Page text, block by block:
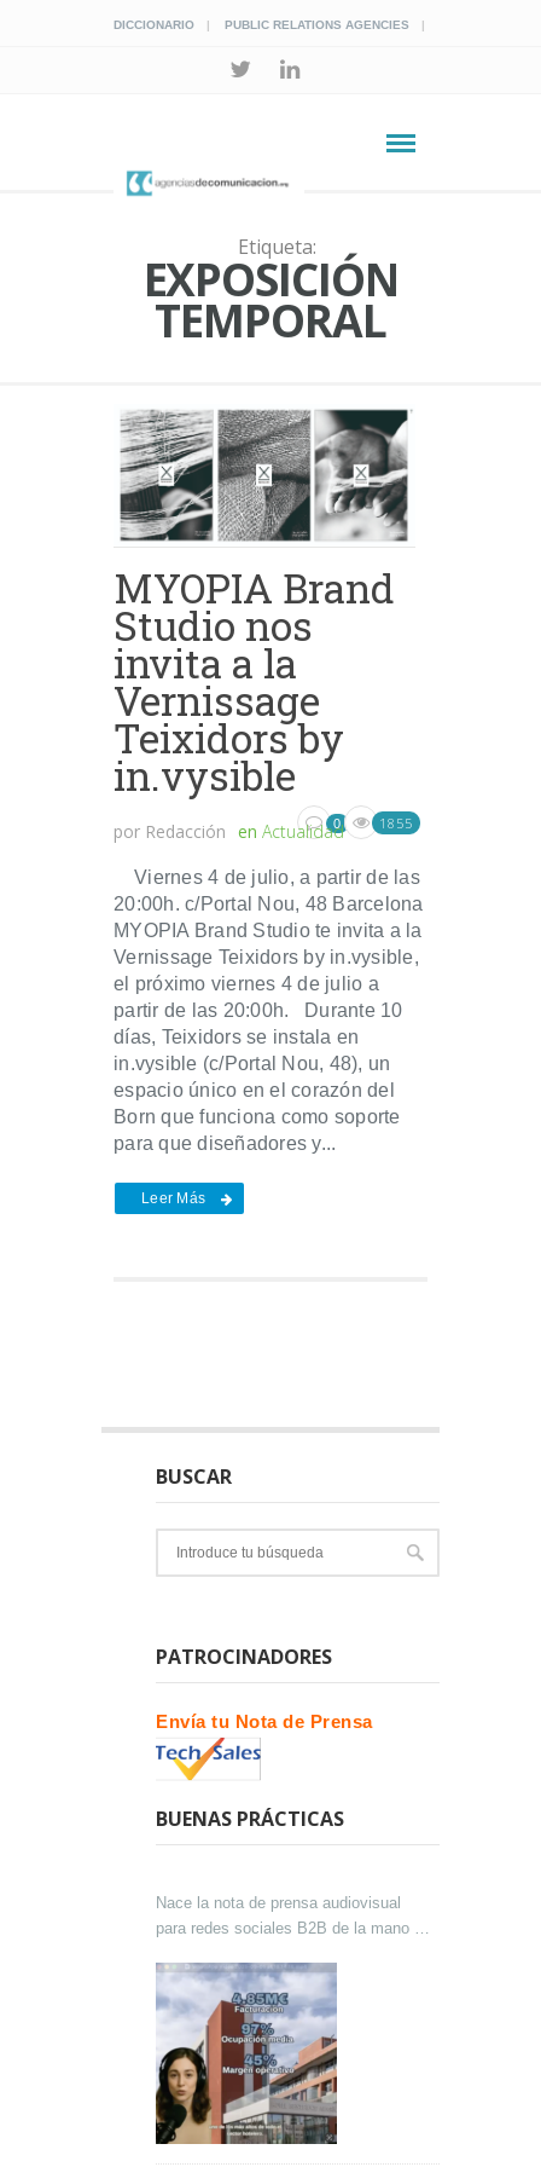
DICCIONARIO PUBLIC RELATIONS AGENCIES
Etiqueta:
EXPOSICIÓN
TEMPORAL
MYOPIA Brand
Studio nos
invita a la
Vernissage
Teixidors by
in.vysible
por Redacción en Actualidad
0 1855
Viernes 4 de julio, a partir de las
20:00h. c/Portal Nou, 48 Barcelona
MYOPIA Brand Studio te invita a la
Vernissage Teixidors by in.vysible,
el próximo viernes 4 de julio a
partir de las 20:00h. Durante 10
días, Teixidors se instala en
in.vysible (c/Portal Nou, 48), un
espacio único en el corazón del
Born que funciona como soporte
para que diseñadores y...
Leer Más
BUSCAR
PATROCINADORES
Envía tu Nota de Prensa
BUENAS PRÁCTICAS
Nace la nota de prensa audiovisual
para redes sociales B2B de la mano de